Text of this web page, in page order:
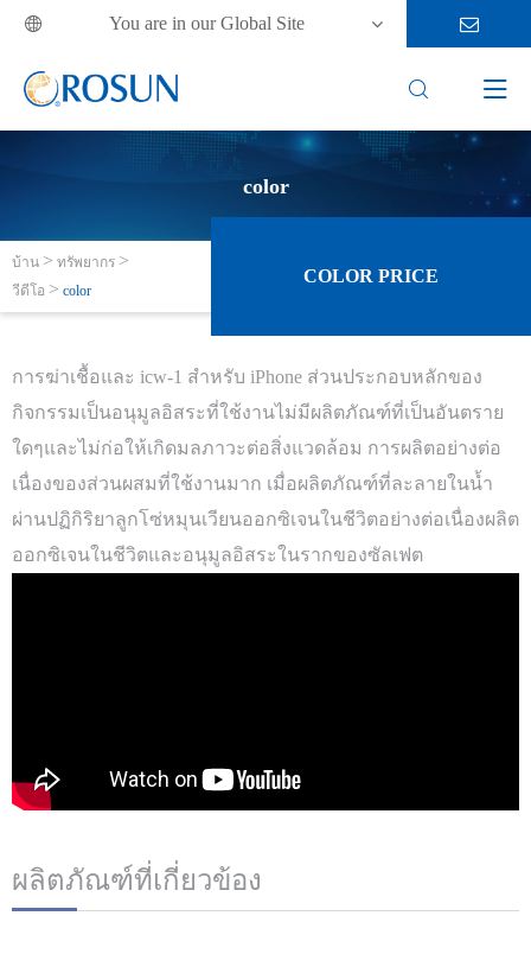
 You are in our Global Site
 
color
บ้าน
ทรัพยากร
วีดีโอ
color
COLOR PRICE
การฆ่าเชื้อและ icw-1 สำหรับ iPhone ส่วนประกอบหลักของ
กิจกรรมเป็นอนุมูลอิสระที่ใช้งานไม่มีผลิตภัณฑ์ที่เป็นอันตราย
ใดๆและไม่ก่อให้เกิดมลภาวะต่อสิ่งแวดล้อม การผลิตอย่างต่อ
เนื่องของส่วนผสมที่ใช้งานมาก เมื่อผลิตภัณฑ์ที่ละลายในน้ำ
ผ่านปฏิกิริยาลูกโซ่หมุนเวียนออกซิเจนในชีวิตอย่างต่อเนื่องผลิต
ออกซิเจนในชีวิตและอนุมูลอิสระในรากของซัลเฟต
ผลิตภัณฑ์ที่เกี่ยวข้อง